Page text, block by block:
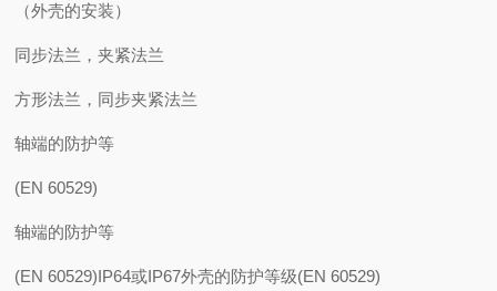
（外壳的安装）
同步法兰，夹紧法兰
方形法兰，同步夹紧法兰
轴端的防护等
(EN 60529)
轴端的防护等
(EN 60529)IP64或IP67外壳的防护等级(EN 60529)